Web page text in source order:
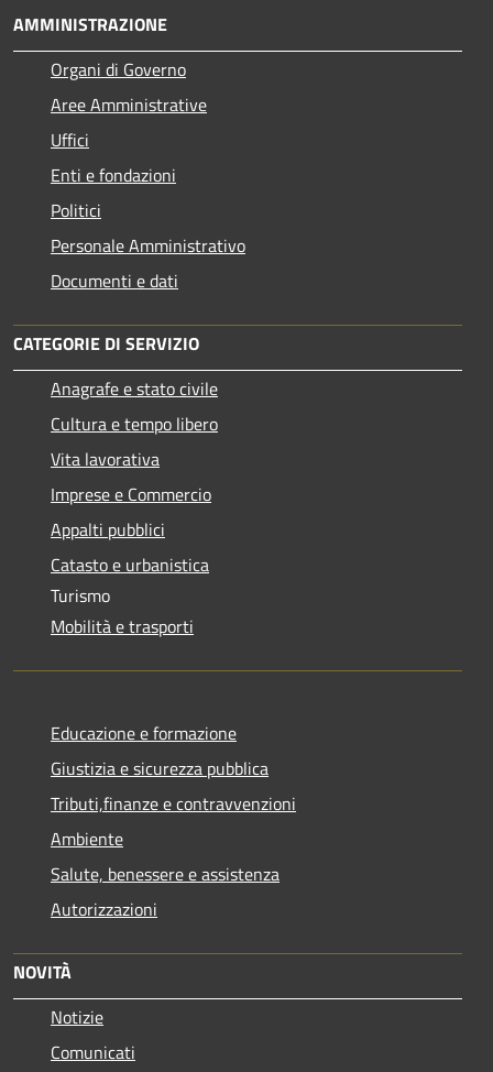
AMMINISTRAZIONE
Organi di Governo
Aree Amministrative
Uffici
Enti e fondazioni
Politici
Personale Amministrativo
Documenti e dati
CATEGORIE DI SERVIZIO
Anagrafe e stato civile
Cultura e tempo libero
Vita lavorativa
Imprese e Commercio
Appalti pubblici
Catasto e urbanistica
Turismo
Mobilità e trasporti
Educazione e formazione
Giustizia e sicurezza pubblica
Tributi,finanze e contravvenzioni
Ambiente
Salute, benessere e assistenza
Autorizzazioni
NOVITÀ
Notizie
Comunicati